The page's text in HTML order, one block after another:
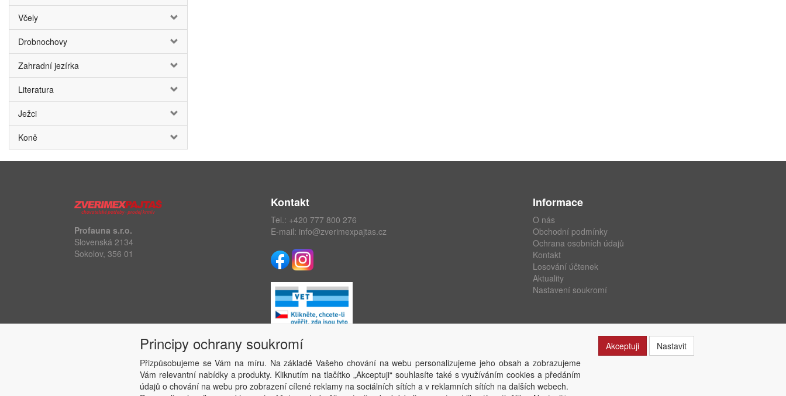
Včely
Drobnochovy
Zahradní jezírka
Literatura
Ježci
Koně
Profauna s.r.o.
Slovenská 2134
Sokolov, 356 01
Kontakt
Tel.: +420 777 800 276
E-mail: info@zverimexpajtas.cz
Informace
O nás
Obchodní podmínky
Ochrana osobních údajů
Kontakt
Losování účtenek
Aktuality
Nastavení soukromí
Copyright © ABRA Software a.s. 2020
Principy ochrany soukromí
Přizpůsobujeme se Vám na míru. Na základě Vašeho chování na webu personalizujeme jeho obsah a zobrazujeme
Vám relevantní nabídky a produkty. Kliknutím na tlačítko „Akceptuji“ souhlasíte také s využíváním cookies a předáním
údajů o chování na webu pro zobrazení cílené reklamy na sociálních sítích a v reklamních sítích na dalších webech.
Akceptuji Nastavit